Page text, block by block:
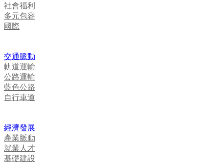
社會福利
多元包容
國際
交通脈動
軌道運輸
公路運輸
藍色公路
自行車道
經濟發展
產業脈動
就業人才
基礎建設